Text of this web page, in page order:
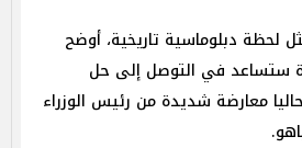
لحظة دبلوماسية تاريخية، أوضح
ستساعد في التوصل إلى حل
معارضة شديدة من رئيس الوزراء